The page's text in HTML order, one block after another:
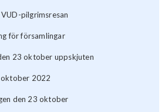
pilgrimsresan
för församlingar
23 oktober uppskjuten
2022
den 23 oktober